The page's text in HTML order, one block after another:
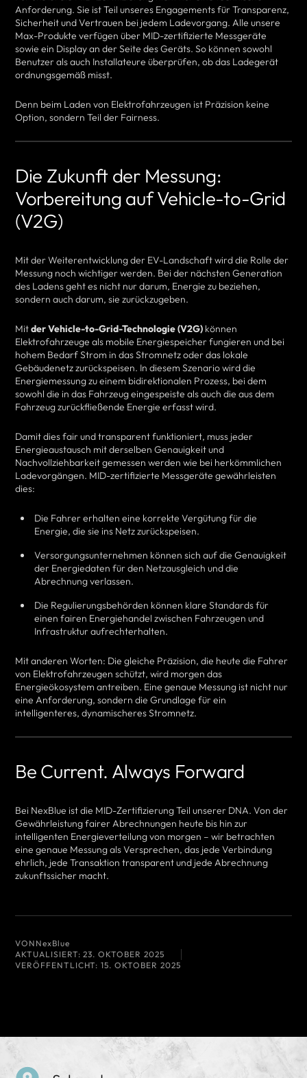
Anforderung. Sie ist Teil unseres Engagements für Transparenz,
Sicherheit und Vertrauen bei jedem Ladevorgang. Alle unsere
Max-Produkte verfügen über MID-zertifizierte Messgeräte
sowie ein Display an der Seite des Geräts. So können sowohl
Benutzer als auch Installateure überprüfen, ob das Ladegerät
ordnungsgemäß misst.
Denn beim Laden von Elektrofahrzeugen ist Präzision keine
Option, sondern Teil der Fairness.
Die Zukunft der Messung:
Vorbereitung auf Vehicle-to-Grid
(V2G)
Mit der Weiterentwicklung der EV-Landschaft wird die Rolle der
Messung noch wichtiger werden. Bei der nächsten Generation
des Ladens geht es nicht nur darum, Energie zu beziehen,
sondern auch darum, sie zurückzugeben.
Mitder Vehicle-to-Grid-Technologie (V2G) können
Elektrofahrzeuge als mobile Energiespeicher fungieren und bei
hohem Bedarf Strom in das Stromnetz oder das lokale
Gebäudenetz zurückspeisen. In diesem Szenario wird die
Energiemessung zu einem bidirektionalen Prozess, bei dem
sowohl die in das Fahrzeug eingespeiste als auch die aus dem
Fahrzeug zurückfließende Energie erfasst wird.
Damit dies fair und transparent funktioniert, muss jeder
Energieaustausch mit derselben Genauigkeit und
Nachvollziehbarkeit gemessen werden wie bei herkömmlichen
Ladevorgängen. MID-zertifizierte Messgeräte gewährleisten
dies:
Die Fahrer erhalten eine korrekte Vergütung für die
Energie, die sie ins Netz zurückspeisen.
Versorgungsunternehmen können sich auf die Genauigkeit
der Energiedaten für den Netzausgleich und die
Abrechnung verlassen.
Die Regulierungsbehörden können klare Standards für
einen fairen Energiehandel zwischen Fahrzeugen und
Infrastruktur aufrechterhalten.
Mit anderen Worten: Die gleiche Präzision, die heute die Fahrer
von Elektrofahrzeugen schützt, wird morgen das
Energieökosystem antreiben. Eine genaue Messung ist nicht nur
eine Anforderung, sondern die Grundlage für ein
intelligenteres, dynamischeres Stromnetz.
Be Current. Always Forward
Bei NexBlue ist die MID-Zertifizierung Teil unserer DNA. Von der
Gewährleistung fairer Abrechnungen heute bis hin zur
intelligenten Energieverteilung von morgen – wir betrachten
eine genaue Messung als Versprechen, das jede Verbindung
ehrlich, jede Transaktion transparent und jede Abrechnung
zukunftssicher macht.
VON NexBlue
AKTUALISIERT: 23. OKTOBER 2025
VERÖFFENTLICHT: 15. OKTOBER 2025